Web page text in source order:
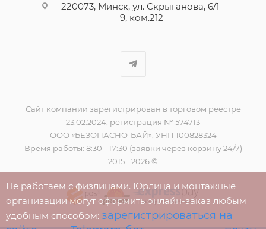
220073, Минск, ул. Скрыганова, 6/1-
9, ком.212
Сайт компании зарегистрирован в торговом реестре
23.02.2024, регистрация № 574713
ООО «БЕЗОПАСНО-БАЙ», УНП 100828324
Время работы: 8:30 - 17:30 (заявки через корзину 24/7)
2015 - 2026 ©
Не работаем с физлицами. Юрлица и монтажные
организации могут оформить онлайн-заказ любым
удобным способом: зарегистрироваться на